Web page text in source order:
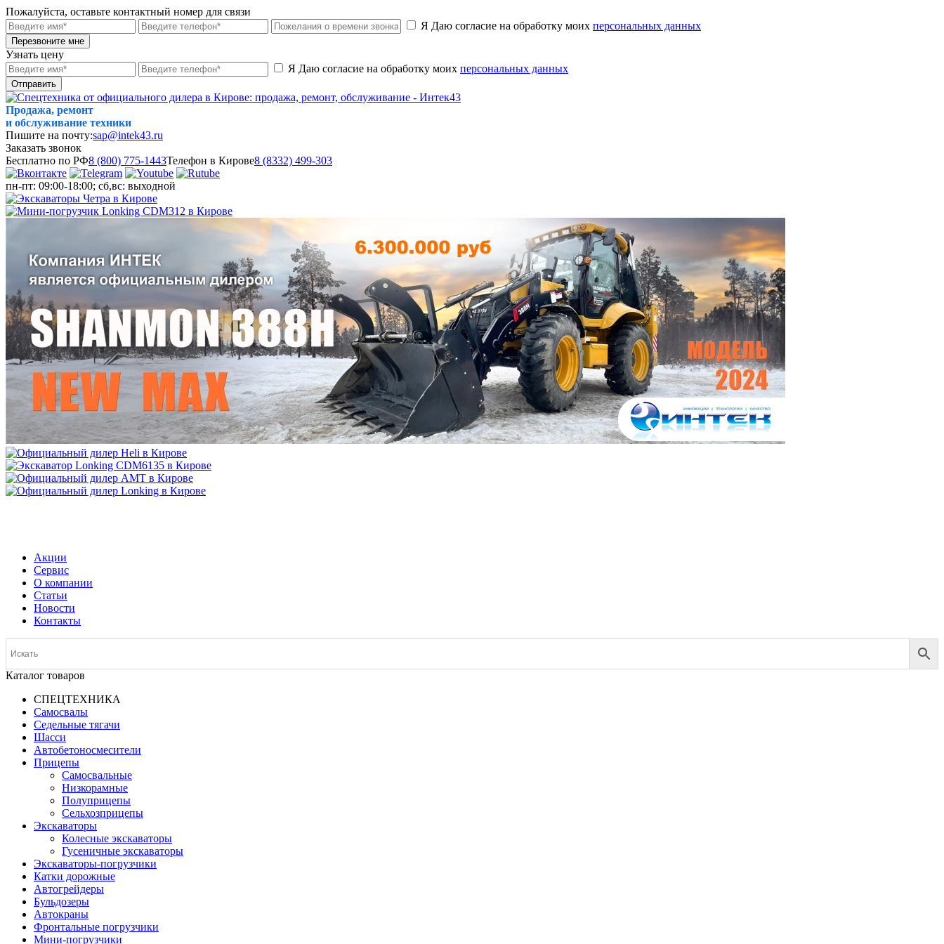
Пожалуйста, оставьте контактный номер для связи
Я Даю согласие на обработку моих персональных данных
Перезвоните мне
Узнать цену
Я Даю согласие на обработку моих персональных данных
Отправить
Продажа, ремонт
и обслуживание техники
Пишите на почту:sap@intek43.ru
Заказать звонок
Бесплатно по РФ8 (800) 775-1443Телефон в Кирове8 (8332) 499-303
пн-пт: 09:00-18:00; сб,вс: выходной
Акции
Сервис
О компании
Статьи
Новости
Контакты
Каталог товаров
СПЕЦТЕХНИКА
Самосвалы
Седельные тягачи
Шасси
Автобетоно­смесители
Прицепы
Самосвальные
Низкорамные
Полуприцепы
Сельхозприцепы
Экскаваторы
Колесные экскаваторы
Гусеничные экскаваторы
Экскаваторы-погрузчики
Катки дорожные
Автогрейдеры
Бульдозеры
Автокраны
Фронтальные погрузчики
Мини-погрузчики